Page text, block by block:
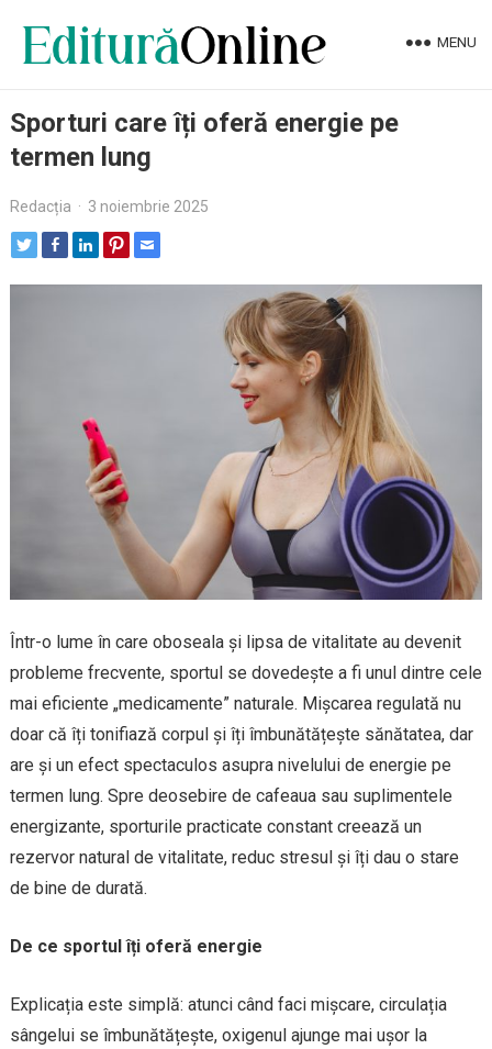
MENU
Sporturi care îți oferă energie pe
termen lung
Redacția · 3 noiembrie 2025
Într-o lume în care oboseala și lipsa de vitalitate au devenit
probleme frecvente, sportul se dovedește a fi unul dintre cele
mai eficiente „medicamente” naturale. Mișcarea regulată nu
doar că îți tonifiază corpul și îți îmbunătățește sănătatea, dar
are și un efect spectaculos asupra nivelului de energie pe
termen lung. Spre deosebire de cafeaua sau suplimentele
energizante, sporturile practicate constant creează un
rezervor natural de vitalitate, reduc stresul și îți dau o stare
de bine de durată.
De ce sportul îți oferă energie
Explicația este simplă: atunci când faci mișcare, circulația
sângelui se îmbunătățește, oxigenul ajunge mai ușor la